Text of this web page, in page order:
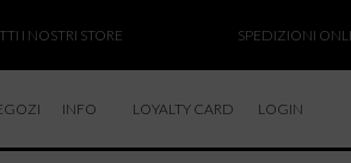
STORE SPEDIZIONI ONLINE
INFO LOYALTY CARD LOGIN